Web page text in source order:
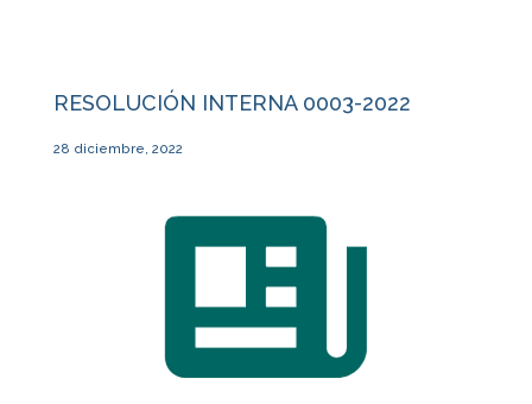
RESOLUCIÓN INTERNA 0003-2022
28 diciembre, 2022